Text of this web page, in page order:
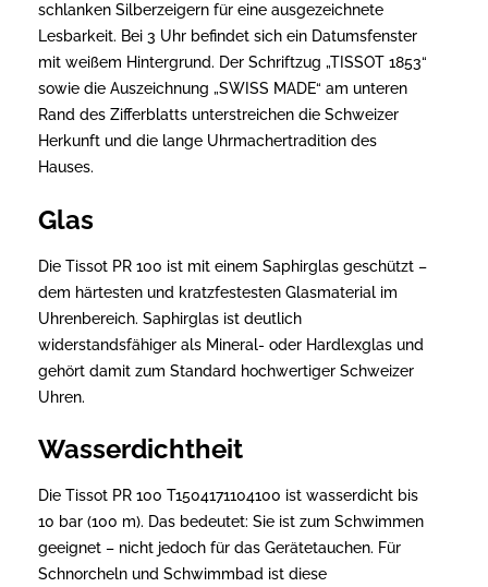
schlanken Silberzeigern für eine ausgezeichnete
Lesbarkeit. Bei 3 Uhr befindet sich ein Datumsfenster
mit weißem Hintergrund. Der Schriftzug „TISSOT 1853“
sowie die Auszeichnung „SWISS MADE“ am unteren
Rand des Zifferblatts unterstreichen die Schweizer
Herkunft und die lange Uhrmachertradition des
Hauses.
Glas
Die Tissot PR 100 ist mit einem Saphirglas geschützt –
dem härtesten und kratzfestesten Glasmaterial im
Uhrenbereich. Saphirglas ist deutlich
widerstandsfähiger als Mineral- oder Hardlexglas und
gehört damit zum Standard hochwertiger Schweizer
Uhren.
Wasserdichtheit
Die Tissot PR 100 T1504171104100 ist wasserdicht bis
10 bar (100 m). Das bedeutet: Sie ist zum Schwimmen
geeignet – nicht jedoch für das Gerätetauchen. Für
Schnorcheln und Schwimmbad ist diese